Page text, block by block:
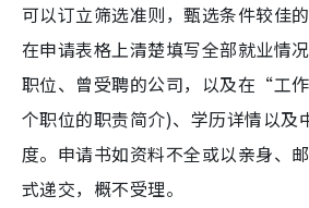
可以订立筛选准则，甄选条件较佳
在申请表格上清楚填写全部就业情
职位、曾受聘的公司，以及在“工
个职位的职责简介)、学历详情以及
度。申请书如资料不全或以亲身、
式递交，概不受理。